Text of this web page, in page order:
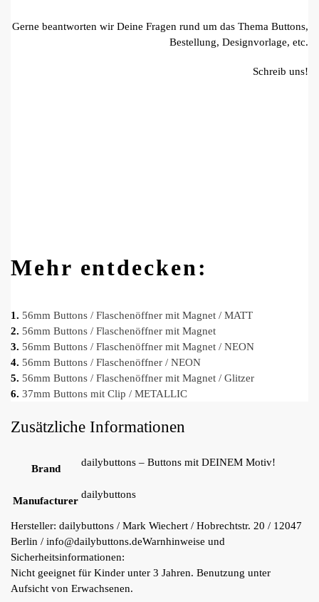
Gerne beantworten wir Deine Fragen rund um das Thema Buttons,
Bestellung, Designvorlage, etc.
Schreib uns!
Mehr entdecken:
1. 56mm Buttons / Flaschenöffner mit Magnet / MATT
2. 56mm Buttons / Flaschenöffner mit Magnet
3. 56mm Buttons / Flaschenöffner mit Magnet / NEON
4. 56mm Buttons / Flaschenöffner / NEON
5. 56mm Buttons / Flaschenöffner mit Magnet / Glitzer
6. 37mm Buttons mit Clip / METALLIC
Zusätzliche Informationen
Brand
dailybuttons – Buttons mit DEINEM Motiv!
Manufacturer
dailybuttons
Hersteller: dailybuttons / Mark Wiechert / Hobrechtstr. 20 / 12047
Berlin / info@dailybuttons.deWarnhinweise und
Sicherheitsinformationen:
Nicht geeignet für Kinder unter 3 Jahren. Benutzung unter
Aufsicht von Erwachsenen.